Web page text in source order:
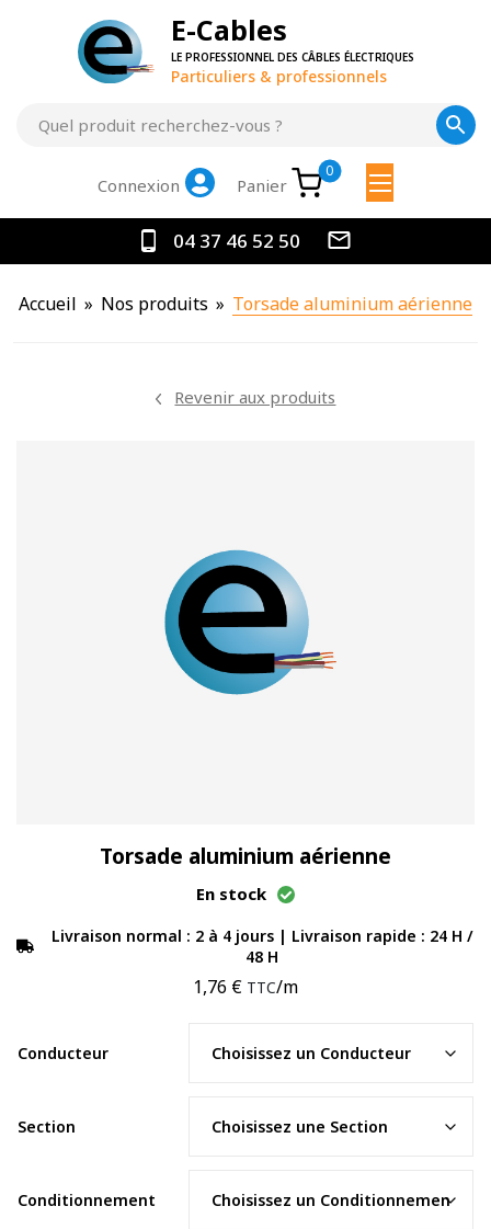
E-Cables
LE PROFESSIONNEL DES CÂBLES ÉLECTRIQUES
Particuliers & professionnels
Connexion Panier
0
04 37 46 52 50
Accueil » Nos produits » Torsade aluminium aérienne
Revenir aux produits
Torsade aluminium aérienne
En stock
Livraison normal : 2 à 4 jours | Livraison rapide : 24 H /
48 H
1,76 € TTC/m
Conducteur
Section
Conditionnement